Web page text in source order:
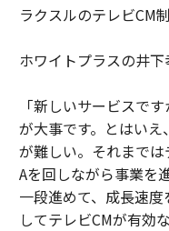
ラクスルのテレビCM
ホワイトプラスの井下
「新しいサービスで
が大事です。とはい
が難しい。それまで
Aを回しながら事業を
一段進めて、成長速
してテレビCMが有効